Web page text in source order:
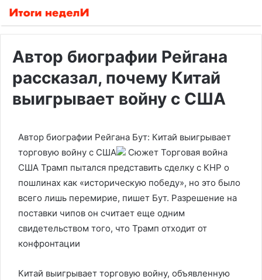
Автор биографии Рейгана
рассказал, почему Китай
выигрывает войну с США
Автор биографии Рейгана Бут: Китай выигрывает
торговую войну с США
Сюжет Торговая война
США Трамп пытался представить сделку с КНР о
пошлинах как «историческую победу», но это было
всего лишь перемирие, пишет Бут. Разрешение на
поставки чипов он считает еще одним
свидетельством того, что Трамп отходит от
конфронтации
Китай выигрывает торговую войну, объявленную